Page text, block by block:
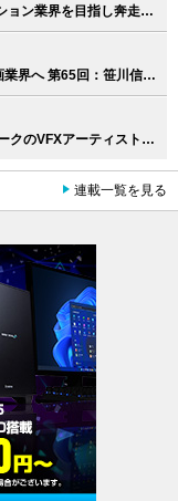
思い立ったらまず行動！ 中学3年生からアニメーション業界を目指し奔走 第66回：田村鞠果（LAIKA, Llc. / Jr. Prop Designer）
週5日働きながら通学、米国で苦学を経て夢の映画業界へ 第65回：笹川信輝（Skydance Animation / 3D Visual Development Artist）
運送会社の仕分けアルバイトから、一路ニューヨークのVFXアーティストへ。第64回：佐藤文郎（Cineric Creative / Senior Flame Artist ）
連載一覧を見る